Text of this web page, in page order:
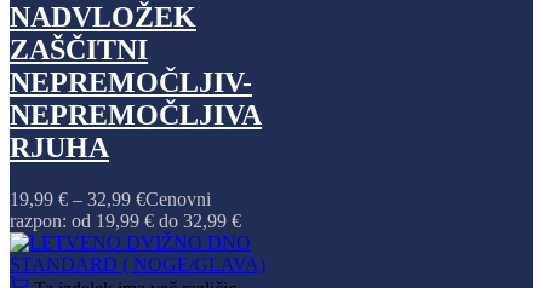
NADVLOŽEK
ZAŠČITNI
NEPREMOČLJIV-
NEPREMOČLJIVA
RJUHA
19,99 € – 32,99 €Cenovni
razpon: od 19,99 € do 32,99 €